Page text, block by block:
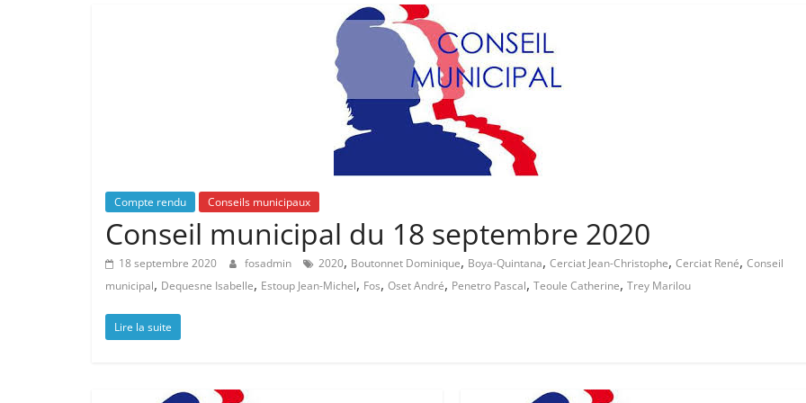
Compte rendu Conseils municipaux
Conseil municipal du 18 septembre 2020
18 septembre 2020 fosadmin 2020, Boutonnet Dominique, Boya-Quintana, Cerciat Jean-Christophe, Cerciat René, Conseil
municipal, Dequesne Isabelle, Estoup Jean-Michel, Fos, Oset André, Penetro Pascal, Teoule Catherine, Trey Marilou
Lire la suite